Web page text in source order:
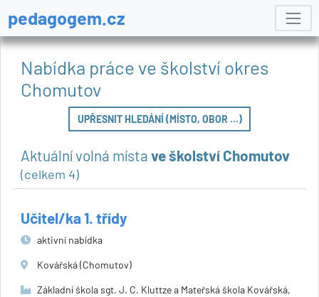
pedagogem.cz
Nabídka práce ve školství okres
Chomutov
UPŘESNIT HLEDÁNÍ (MÍSTO, OBOR ...)
Aktuální volná místa ve školství Chomutov
(celkem 4)
Učitel/ka 1. třídy
aktivní nabídka
Kovářská (Chomutov)
Základní škola sgt. J. C. Kluttze a Mateřská škola Kovářská,